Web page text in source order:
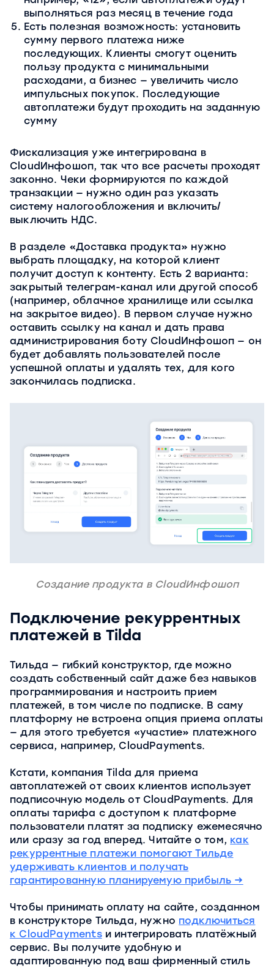
выполняться раз месяц в течение года
Есть полезная возможность: установить
сумму первого платежа ниже
последующих. Клиенты смогут оценить
пользу продукта с минимальными
расходами, а бизнес — увеличить число
импульсных покупок. Последующие
автоплатежи будут проходить на заданную
сумму
Фискализация уже интегрирована в
CloudИнфошоп, так что все расчеты проходят
законно. Чеки формируются по каждой
транзакции — нужно один раз указать
систему налогообложения и включить/
выключить НДС.
В разделе «Доставка продукта» нужно
выбрать площадку, на которой клиент
получит доступ к контенту. Есть 2 варианта:
закрытый телеграм-канал или другой способ
(например, облачное хранилище или ссылка
на закрытое видео). В первом случае нужно
оставить ссылку на канал и дать права
администрирования боту CloudИнфошоп — он
будет добавлять пользователей после
успешной оплаты и удалять тех, для кого
закончилась подписка.
Создание продукта в CloudИнфошоп
Подключение рекуррентных
платежей в Tilda
Тильда — гибкий конструктор, где можно
создать собственный сайт даже без навыков
программирования и настроить прием
платежей, в том числе по подписке. В саму
платформу не встроена опция приема оплаты
— для этого требуется «участие» платежного
сервиса, например, CloudPayments.
Кстати, компания Tilda для приема
автоплатежей от своих клиентов использует
подписочную модель от CloudPayments. Для
оплаты тарифа с доступом к платформе
пользователи платят за подписку ежемесячно
или сразу за год вперед. Читайте о том, как
рекуррентные платежи помогают Тильде
удерживать клиентов и получать
гарантированную планируемую прибыль →
Чтобы принимать оплату на сайте, созданном
в конструкторе Тильда, нужно подключиться
к CloudPaymentsи интегрировать платёжный
сервис. Вы получите удобную и
адаптированную под ваш фирменный стиль